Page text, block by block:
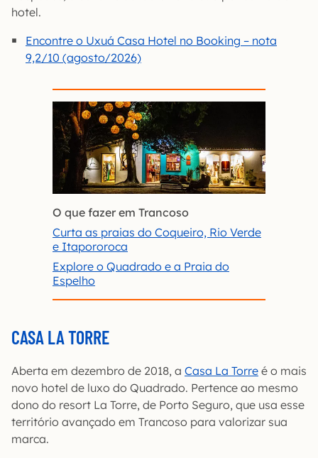
hotel.
Encontre o Uxuá Casa Hotel no Booking – nota
9,2/10 (agosto/2026)
O que fazer em Trancoso
Curta as praias do Coqueiro, Rio Verde
e Itapororoca
Explore o Quadrado e a Praia do
Espelho
CASA LA TORRE
Aberta em dezembro de 2018, a Casa La Torre é o mais
novo hotel de luxo do Quadrado. Pertence ao mesmo
dono do resort La Torre, de Porto Seguro, que usa esse
território avançado em Trancoso para valorizar sua
marca.